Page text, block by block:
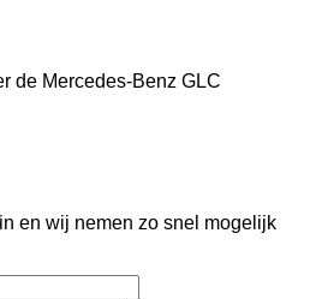
de Mercedes-Benz GLC
en wij nemen zo snel mogelijk